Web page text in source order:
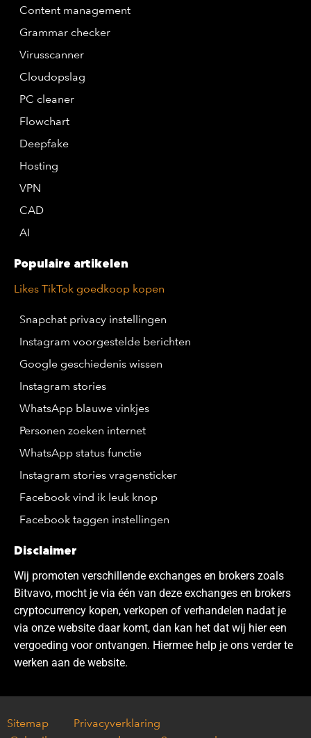
Content management
Grammar checker
Virusscanner
Cloudopslag
PC cleaner
Flowchart
Deepfake
Hosting
VPN
CAD
AI
Populaire artikelen
Likes TikTok goedkoop kopen
Snapchat privacy instellingen
Instagram voorgestelde berichten
Google geschiedenis wissen
Instagram stories
WhatsApp blauwe vinkjes
Personen zoeken internet
WhatsApp status functie
Instagram stories vragensticker
Facebook vind ik leuk knop
Facebook taggen instellingen
Disclaimer
Wij promoten verschillende exchanges en brokers zoals
Bitvavo, mocht je via één van deze exchanges en brokers
cryptocurrency kopen, verkopen of verhandelen nadat je
via onze website daar komt, dan kan het dat wij hier een
vergoeding voor ontvangen. Hiermee help je ons verder te
werken aan de website.
Sitemap
Privacyverklaring